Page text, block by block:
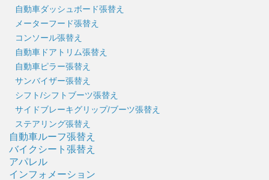
自動車ダッシュボード張替え
メーターフード張替え
コンソール張替え
自動車ドアトリム張替え
自動車ピラー張替え
サンバイザー張替え
シフト/シフトブーツ張替え
サイドブレーキグリップ/ブーツ張替え
ステアリング張替え
自動車ルーフ張替え
バイクシート張替え
アパレル
インフォメーション